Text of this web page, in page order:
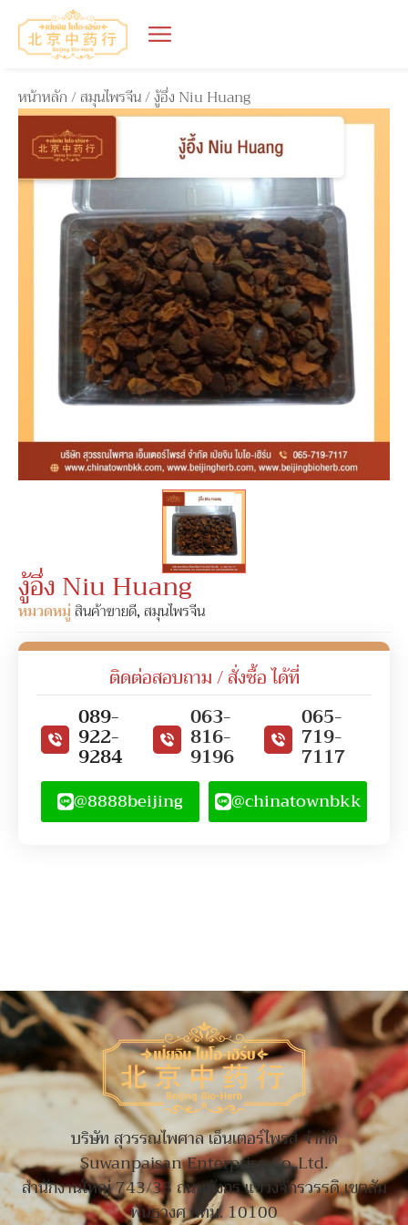
หน้าหลัก/สมุนไพรจีน/ งู้อึ่ง Niu Huang
งู้อึ่ง Niu Huang
หมวดหมู่สินค้าขายดี,สมุนไพรจีน
ติดต่อสอบถาม / สั่งซื้อ ได้ที่
089-
922-
9284
063-
816-
9196
065-
719-
7117
@8888beijing @chinatownbkk
บริษัท สุวรรณไพศาล เอ็นเตอร์ไพรส์ จำกัด
Suwanpaisan Enterprise Co.,Ltd.
สำนักงานใหญ่ 743/38 ถนนมังกร แขวงจักรวรรดิ เขตสัม
พันธวงศ กทม. 10100